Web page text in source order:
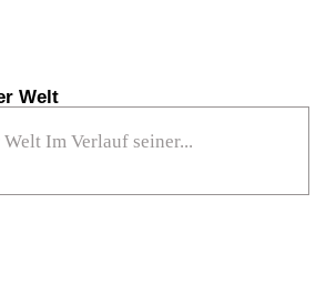
Welt
Im Verlauf seiner...